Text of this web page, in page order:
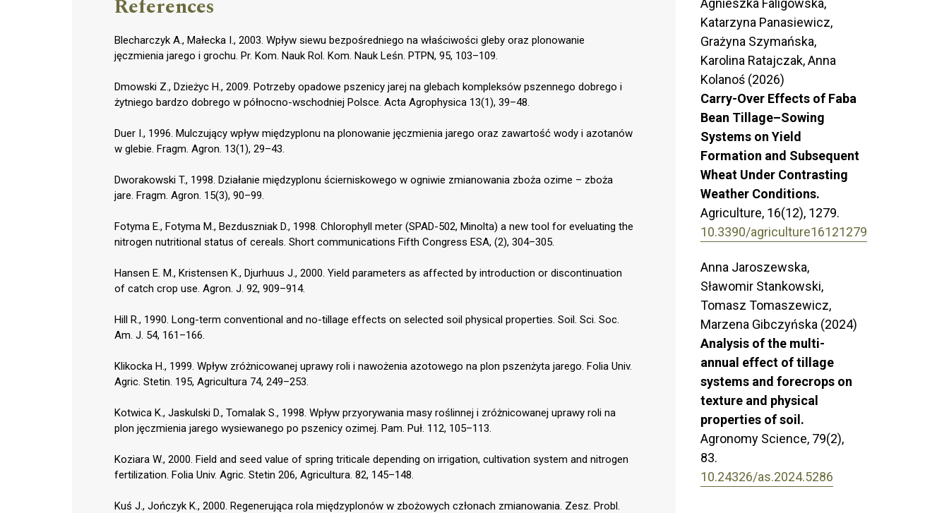
References
Blecharczyk A., Małecka I., 2003. Wpływ siewu bezpośredniego na właściwości gleby oraz plonowanie
jęczmienia jarego i grochu. Pr. Kom. Nauk Rol. Kom. Nauk Leśn. PTPN, 95, 103–109.
Dmowski Z., Dzieżyc H., 2009. Potrzeby opadowe pszenicy jarej na glebach kompleksów pszennego dobrego i
żytniego bardzo dobrego w północno-wschodniej Polsce. Acta Agrophysica 13(1), 39–48.
Duer I., 1996. Mulczujący wpływ międzyplonu na plonowanie jęczmienia jarego oraz zawartość wody i azotanów
w glebie. Fragm. Agron. 13(1), 29–43.
Dworakowski T., 1998. Działanie międzyplonu ścierniskowego w ogniwie zmianowania zboża ozime – zboża
jare. Fragm. Agron. 15(3), 90–99.
Fotyma E., Fotyma M., Bezduszniak D., 1998. Chlorophyll meter (SPAD-502, Minolta) a new tool for eveluating the
nitrogen nutritional status of cereals. Short communications Fifth Congress ESA, (2), 304–305.
Hansen E. M., Kristensen K., Djurhuus J., 2000. Yield parameters as affected by introduction or discontinuation
of catch crop use. Agron. J. 92, 909–914.
Hill R., 1990. Long-term conventional and no-tillage effects on selected soil physical properties. Soil. Sci. Soc.
Am. J. 54, 161–166.
Klikocka H., 1999. Wpływ zróżnicowanej uprawy roli i nawożenia azotowego na plon pszenżyta jarego. Folia Univ.
Agric. Stetin. 195, Agricultura 74, 249–253.
Kotwica K., Jaskulski D., Tomalak S., 1998. Wpływ przyorywania masy roślinnej i zróżnicowanej uprawy roli na
plon jęczmienia jarego wysiewanego po pszenicy ozimej. Pam. Puł. 112, 105–113.
Koziara W., 2000. Field and seed value of spring triticale depending on irrigation, cultivation system and nitrogen
fertilization. Folia Univ. Agric. Stetin 206, Agricultura. 82, 145–148.
Kuś J., Jończyk K., 2000. Regenerująca rola międzyplonów w zbożowych członach zmianowania. Zesz. Probl.
Agnieszka Faligowska,
Katarzyna Panasiewicz,
Grażyna Szymańska,
Karolina Ratajczak, Anna
Kolanoś (2026)
Carry-Over Effects of Faba
Bean Tillage–Sowing
Systems on Yield
Formation and Subsequent
Wheat Under Contrasting
Weather Conditions.
Agriculture, 16(12), 1279.
10.3390/agriculture16121279
Anna Jaroszewska,
Sławomir Stankowski,
Tomasz Tomaszewicz,
Marzena Gibczyńska (2024)
Analysis of the multi-
annual effect of tillage
systems and forecrops on
texture and physical
properties of soil.
Agronomy Science, 79(2),
83.
10.24326/as.2024.5286